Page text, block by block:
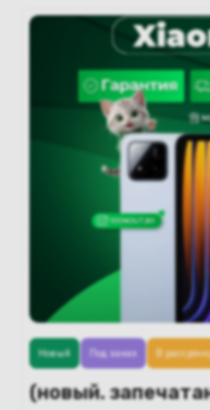
(новый.
Новый Под заказ В